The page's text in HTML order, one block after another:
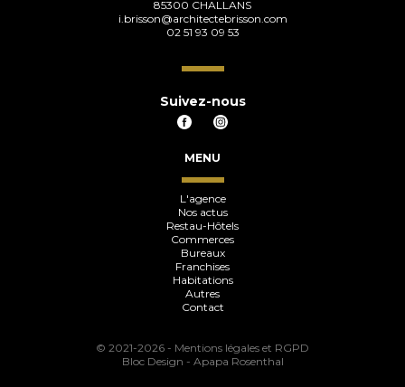
85300 CHALLANS
i.brisson@architectebrisson.com
02 51 93 09 53
Suivez-nous
MENU
L'agence
Nos actus
Restau-Hôtels
Commerces
Bureaux
Franchises
Habitations
Autres
Contact
© 2021-2026 - Mentions légales et RGPD
Bloc Design - Apapa Rosenthal